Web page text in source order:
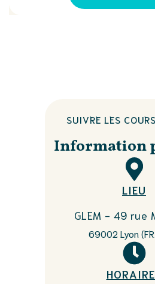
SUIVRE LES
Information
LIEU
GLEM - 49 rue
69002 Lyon